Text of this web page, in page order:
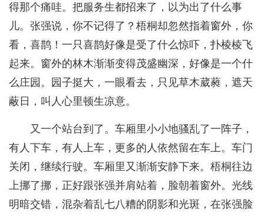
得那个痛哇。把服务生都招来了，以为出了什么事
儿。张强说，你不记得了？梧桐却忽然指着窗外，你
看，喜鹊！一只喜鹊好像是受了什么惊吓，扑棱棱飞
起来。窗外的林木渐渐变得茂盛幽深，好像是一个什
么庄园。园子挺大，一眼看去，只见草木葳蕤，遮天
蔽日，叫人心里顿生凉意。
又一个站台到了。车厢里小小地骚乱了一阵子，
有人下车，有人上车，更多的人依然留在车上。车门
关闭，继续行驶。车厢里又渐渐安静下来。梧桐往边
上挪了挪，正好跟张强并肩站着，脸朝着窗外。光线
明暗交错，混杂着乱七八糟的阴影和光斑，在张强脸